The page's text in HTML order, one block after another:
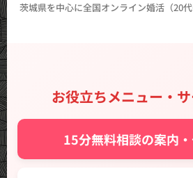
茨城県を中心に全国オンライン婚活（20
お役立ちメニュー・
✨ 15分無料相談の案内